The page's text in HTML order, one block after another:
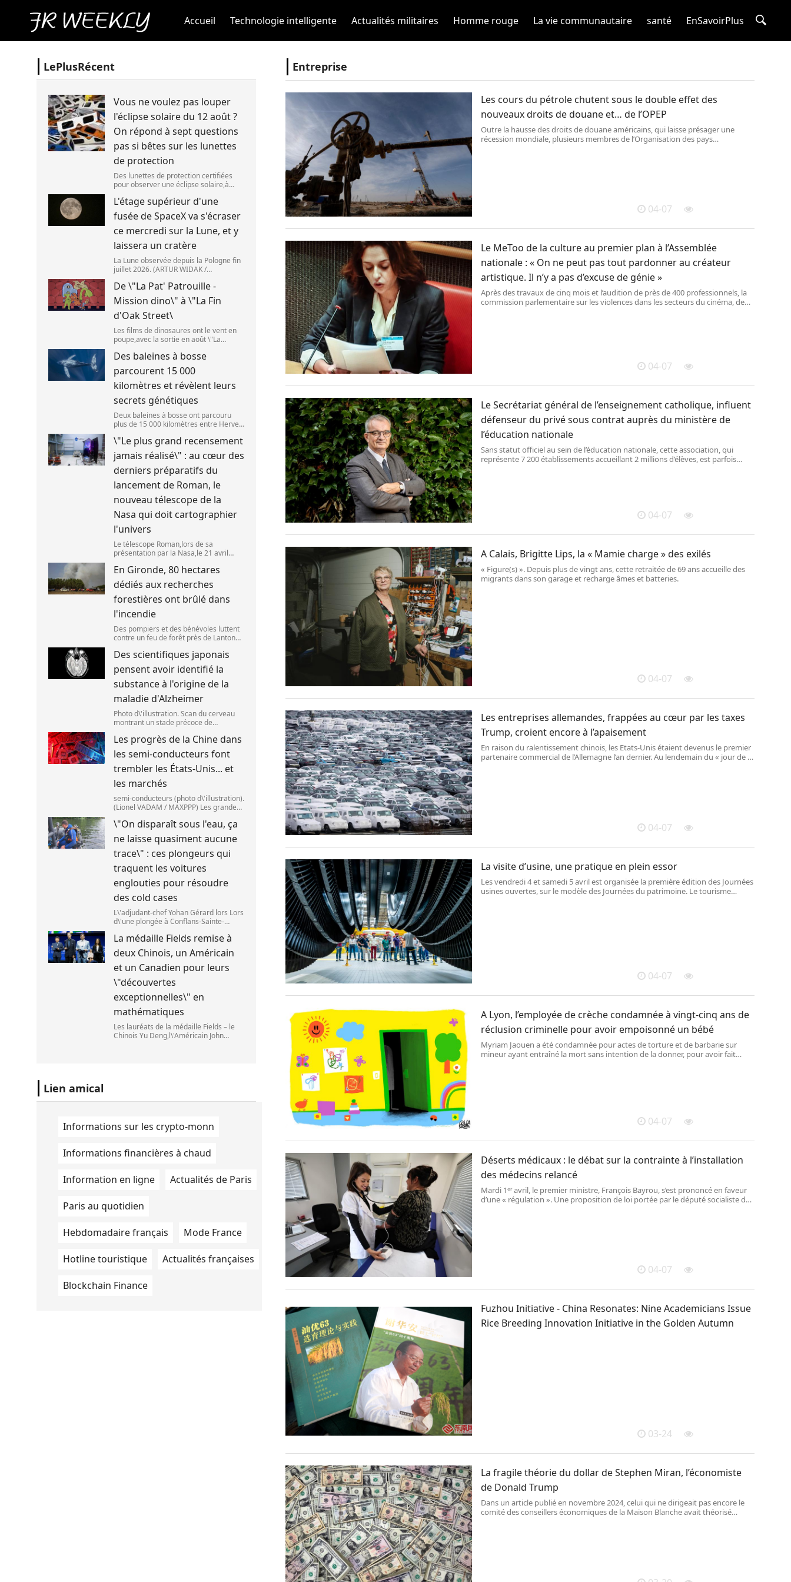
Accueil Technologie intelligente Actualités militaires Homme rouge La vie communautaire santé EnSavoirPlus
LePlusRécent
Vous ne voulez pas louper
l'éclipse solaire du 12 août ?
On répond à sept questions
pas si bêtes sur les lunettes
de protection
Des lunettes de protection certifiées
pour observer une éclipse solaire,à
2026. (JAIME REINA )
L'étage supérieur d'une
fusée de SpaceX va s'écraser
ce mercredi sur la Lune, et y
laissera un cratère
La Lune observée depuis la Pologne fin
juillet 2026. (ARTUR WIDAK /
fusée de SpaceX doit s\'écraser
accidentellement sur la Lune,mercredi
5 août. Cette coll
De \"La Pat' Patrouille -
Mission dino\" à \"La Fin
d'Oak Street\
Les films de dinosaures ont le vent en
poupe,avec la sortie en août \"La
d\'Oak Street\". (APOLLONIA HILVERDA
/ FRANCEINFO)
Des baleines à bosse
parcourent 15 000
kilomètres et révèlent leurs
secrets génétiques
Deux baleines à bosse ont parcouru
plus de 15 000 kilomètres entre Hervey
(Vincent Pommeyrol)
\"Le plus grand recensement
jamais réalisé\" : au cœur des
derniers préparatifs du
lancement de Roman, le
nouveau télescope de la
Nasa qui doit cartographier
l'univers
Le télescope Roman,lors de sa
présentation par la Nasa,le 21 avril
(SAUL LOEB )
En Gironde, 80 hectares
dédiés aux recherches
forestières ont brûlé dans
l'incendie
Des pompiers et des bénévoles luttent
contre un feu de forêt près de Lanton
Des scientifiques japonais
pensent avoir identifié la
substance à l'origine de la
maladie d'Alzheimer
Photo d\'illustration. Scan du cerveau
montrant un stade précoce de
mai 2025 à Londres,en Angleterre.
(Peter Dazeley / Getty Images Europe)
Les progrès de la Chine dans
les semi-conducteurs font
trembler les États-Unis... et
les marchés
semi-conducteurs (photo d\'illustration).
(Lionel VADAM / MAXPPP) Les grandes
de bourse reculer,mardi 28 juillet,après
deux annonces venues de Chine. Au
cœu
\"On disparaît sous l'eau, ça
ne laisse quasiment aucune
trace\" : ces plongeurs qui
traquent les voitures
englouties pour résoudre
des cold cases
L\'adjudant-chef Yohan Gérard lors Lors
d\'une plongée à Conflans-Sainte-
Seine. (DAVID DI GIACOMO /
FRANCEINFO)
La médaille Fields remise à
deux Chinois, un Américain
et un Canadien pour leurs
\"découvertes
exceptionnelles\" en
mathématiques
Les lauréats de la médaille Fields – le
Chinois Yu Deng,l\'Américain John
Lien amical
Informations sur les crypto-monn
Informations financières à chaud
Information en ligne Actualités de Paris
Paris au quotidien
Hebdomadaire français Mode France
Hotline touristique Actualités françaises
Blockchain Finance
Entreprise
Les cours du pétrole chutent sous le double effet des
nouveaux droits de douane et… de l’OPEP
Outre la hausse des droits de douane américains, qui laisse présager une
récession mondiale, plusieurs membres de l’Organisation des pays
04-07
Le MeToo de la culture au premier plan à l’Assemblée
nationale : « On ne peut pas tout pardonner au créateur
artistique. Il n’y a pas d’excuse de génie »
Après des travaux de cinq mois et l’audition de près de 400 professionnels, la
commission parlementaire sur les violences dans les secteurs du cinéma, de
04-07
Le Secrétariat général de l’enseignement catholique, influent
défenseur du privé sous contrat auprès du ministère de
l’éducation nationale
Sans statut officiel au sein de l’éducation nationale, cette association, qui
représente 7 200 établissements accueillant 2 millions d’élèves, est parfois
04-07
A Calais, Brigitte Lips, la « Mamie charge » des exilés
« Figure(s) ». Depuis plus de vingt ans, cette retraitée de 69 ans accueille des
migrants dans son garage et recharge âmes et batteries.
04-07
Les entreprises allemandes, frappées au cœur par les taxes
Trump, croient encore à l’apaisement
En raison du ralentissement chinois, les Etats-Unis étaient devenus le premier
partenaire commercial de l’Allemagne l’an dernier. Au lendemain du « jour de la
04-07
La visite d’usine, une pratique en plein essor
Les vendredi 4 et samedi 5 avril est organisée la première édition des Journées
usines ouvertes, sur le modèle des Journées du patrimoine. Le tourisme
04-07
A Lyon, l’employée de crèche condamnée à vingt-cinq ans de
réclusion criminelle pour avoir empoisonné un bébé
Myriam Jaouen a été condamnée pour actes de torture et de barbarie sur
mineur ayant entraîné la mort sans intention de la donner, pour avoir fait
04-07
Déserts médicaux : le débat sur la contrainte à l’installation
des médecins relancé
Mardi 1ᵉʳ avril, le premier ministre, François Bayrou, s’est prononcé en faveur
d’une « régulation ». Une proposition de loi portée par le député socialiste de
04-07
Fuzhou Initiative - China Resonates: Nine Academicians Issue
Rice Breeding Innovation Initiative in the Golden Autumn
03-24
La fragile théorie du dollar de Stephen Miran, l’économiste
de Donald Trump
Dans un article publié en novembre 2024, celui qui ne dirigeait pas encore le
comité des conseillers économiques de la Maison Blanche avait théorisé